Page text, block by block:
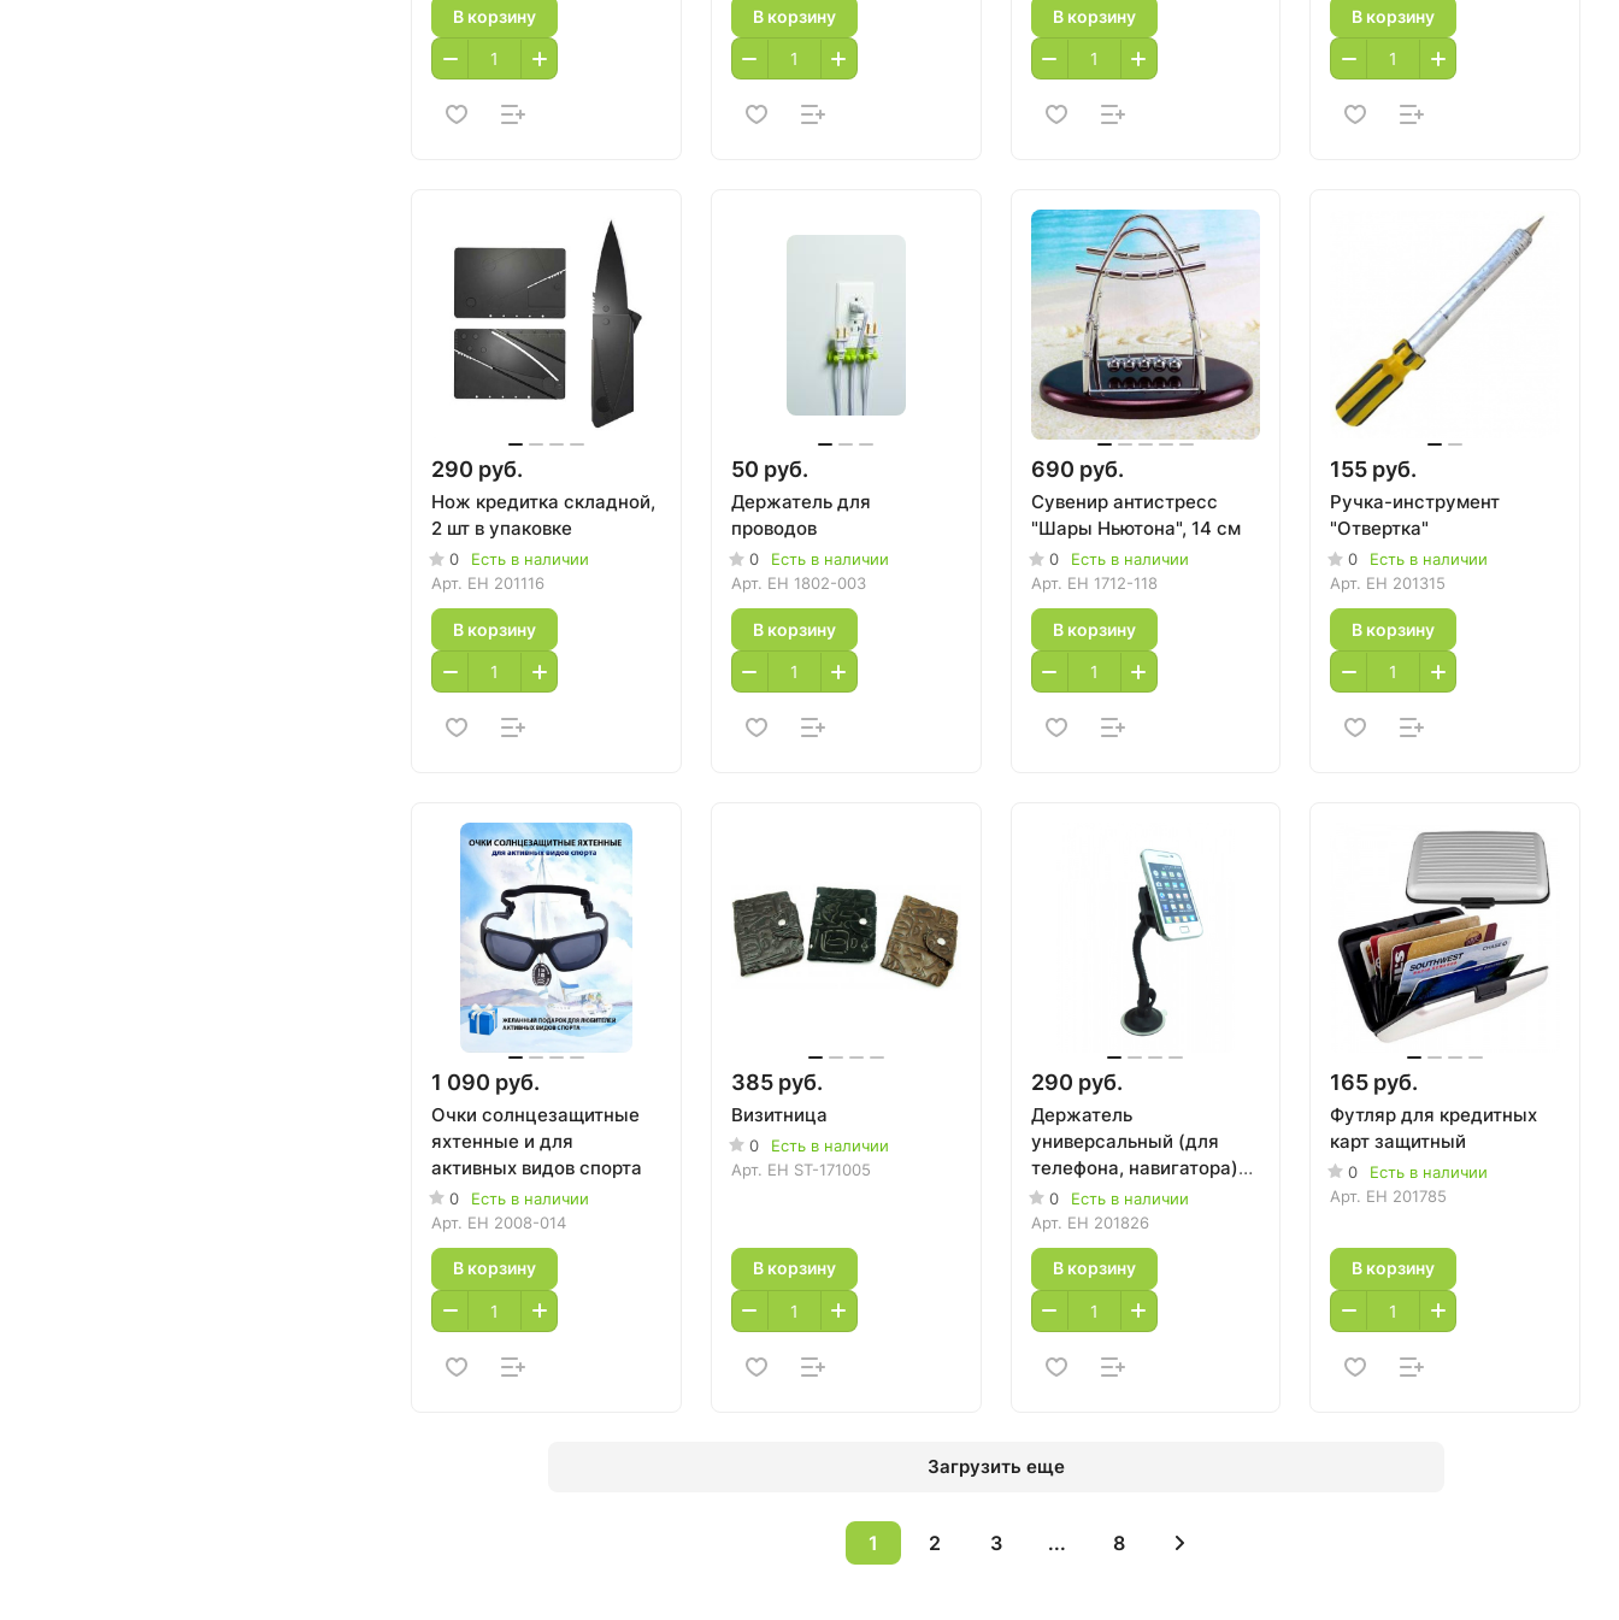
В корзину В корзину В корзину В корзину
290 руб.
Нож кредитка складной,
2 шт в упаковке
0
Есть в наличии
Арт. EH 201116
В корзину
50 руб.
Держатель для
проводов
0
Есть в наличии
Арт. EH 1802-003
В корзину
690 руб.
Сувенир антистресс
"Шары Ньютона", 14 см
0
Есть в наличии
Арт. EH 1712-118
В корзину
155 руб.
Ручка-инструмент
"Отвертка"
0
Есть в наличии
Арт. EH 201315
В корзину
1 090 руб.
Очки солнцезащитные
яхтенные и для
активных видов спорта
0
Есть в наличии
Арт. EH 2008-014
В корзину
385 руб.
Визитница
0
Есть в наличии
Арт. EH ST-171005
В корзину
290 руб.
Держатель
универсальный (для
телефона, навигатора)
на переднее стекло
автомобиля
0
Есть в наличии
Арт. EH 201826
В корзину
165 руб.
Футляр для кредитных
карт защитный
0
Есть в наличии
Арт. EH 201785
В корзину
Загрузить еще
1 2 3 ... 8